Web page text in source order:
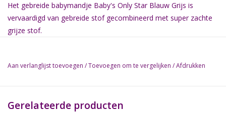
Het gebreide babymandje Baby's Only Star Blauw Grijs is
vervaardigd van gebreide stof gecombineerd met super zachte
grijze stof.
Aan verlanglijst toevoegen /Toevoegen om te vergelijken /Afdrukken
Gerelateerde producten